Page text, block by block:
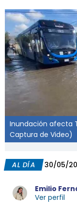
Inundación afecta
Captura de Video)
AL DÍA 30/05/
Emilio
Ver perfil